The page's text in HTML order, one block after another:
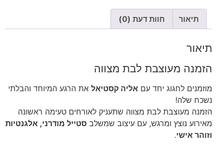
תיאור חוות דעת (0)
תיאור
הזמנה מעוצבת לבת מצווה
מוזמנים לחגוג יחד עם אליה קסטיאל את הרגע המיוחד והבלתי
נשכח שלה!
הזמנה מעוצבת לבת מצווה שתעניק לאורחים טעימה ראשונה
מאירוע נוצץ ומרגש, עם עיצוב שמשלב סטייל מודרני, אלגנטיות
וזוהר אישי.